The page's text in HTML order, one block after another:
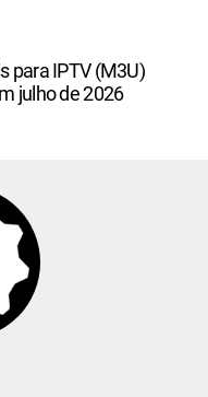
para IPTV (M3U)
julho de 2026